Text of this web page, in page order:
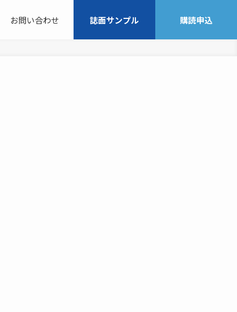
お問い合わせ 誌面サンプル 購読申込